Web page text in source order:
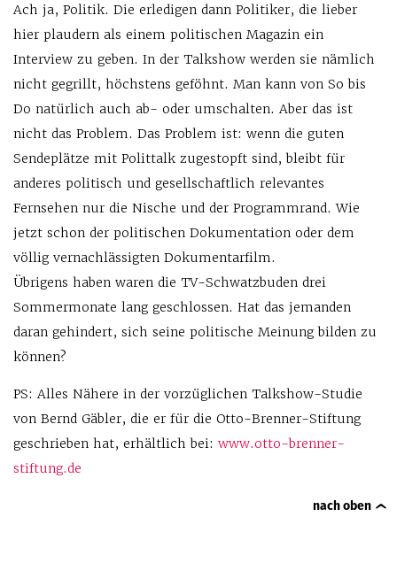
Ach ja, Politik. Die erledigen dann Politiker, die lieber
hier plaudern als einem politischen Magazin ein
Interview zu geben. In der Talkshow werden sie nämlich
nicht gegrillt, höchstens geföhnt. Man kann von So bis
Do natürlich auch ab- oder umschalten. Aber das ist
nicht das Problem. Das Problem ist: wenn die guten
Sendeplätze mit Polittalk zugestopft sind, bleibt für
anderes politisch und gesellschaftlich relevantes
Fernsehen nur die Nische und der Programmrand. Wie
jetzt schon der politischen Dokumentation oder dem
völlig vernachlässigten Dokumentarfilm.
Übrigens haben waren die TV-Schwatzbuden drei
Sommermonate lang geschlossen. Hat das jemanden
daran gehindert, sich seine politische Meinung bilden zu
können?
PS: Alles Nähere in der vorzüglichen Talkshow-Studie
von Bernd Gäbler, die er für die Otto-Brenner-Stiftung
geschrieben hat, erhältlich bei: www.otto-brenner-
stiftung.de
nach oben